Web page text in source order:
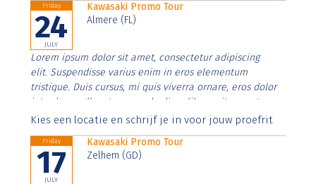
Friday
24
JULY
Kawasaki Promo Tour
Almere (FL)
Lorem ipsum dolor sit amet, consectetur adipiscing
elit. Suspendisse varius enim in eros elementum
tristique. Duis cursus, mi quis viverra ornare, eros dolor
interdum nulla, ut commodo diam libero vitae erat.
Aenean faucibus nibh et justo cursus id rutrum lorem
Kies een locatie en schrijf je in voor jouw proefrit
Friday
17
JULY
Kawasaki Promo Tour
Zelhem (GD)